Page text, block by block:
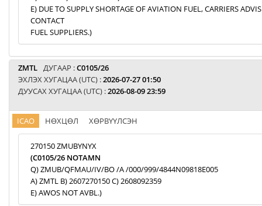
E) DUE TO SUPPLY SHORTAGE OF AVIATION FUEL, CARRIERS
CONTACT
FUEL SUPPLIERS.)
ZMTL ДУГААР :C0105/26
ЭХЛЭХ ХУГАЦАА (UTC) :2026-07-27 01:50
ДУУСАХ ХУГАЦАА (UTC) :2026-08-09 23:59
ICAO НӨХЦӨЛ ХӨРВҮҮЛСЭН
270150 ZMUBYNYX
(C0105/26 NOTAMN
Q) ZMUB/QFMAU/IV/BO /A /000/999/4844N09818E005
A) ZMTL B) 2607270150 C) 2608092359
E) AWOS NOT AVBL.)